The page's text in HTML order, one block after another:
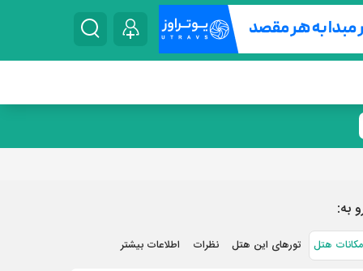
به:
هتل تورهای این هتل نظرات اطلاعات بیشتر